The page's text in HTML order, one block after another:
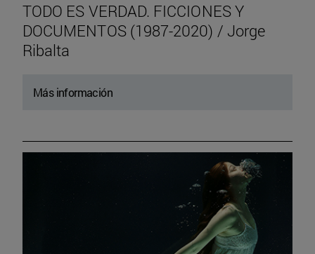
TODO ES VERDAD. FICCIONES Y
DOCUMENTOS (1987-2020) / Jorge
Ribalta
Más información